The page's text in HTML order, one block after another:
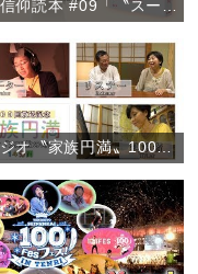
朝の信仰読本 #09「〝スーちゃん〟から学んだおたすけの心」
「ラジオ〝家族円満〟1000回放送記念『朝、新たな出会いを』」